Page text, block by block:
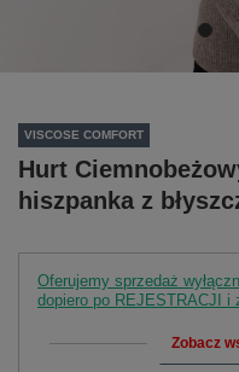
VISCOSE COMFORT
Hurt
hiszpanka z
Oferujemy sprzedaż
dopiero po REJESTRACJI i
Zobacz